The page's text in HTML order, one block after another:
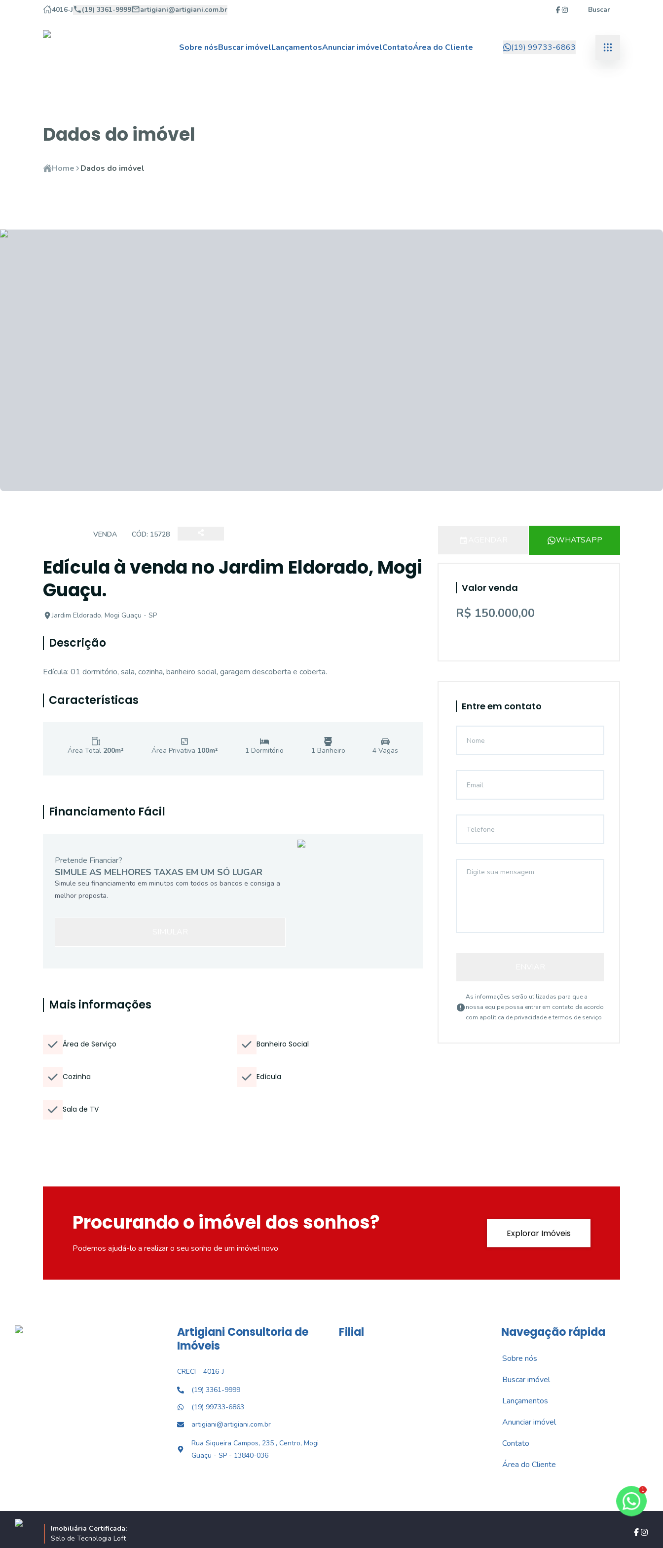
4016-J (19) 3361-9999 artigiani@artigiani.com.br Buscar
Sobre nósBuscar imóvelLançamentosAnunciar imóvelContatoÁrea do Cliente (19) 99733-6863
Dados do imóvel
Home Dados do imóvel
VENDA CÓD: 15728
Edícula à venda no Jardim Eldorado, Mogi
Guaçu.
Jardim Eldorado, Mogi Guaçu - SP
Descrição
Edícula: 01 dormitório, sala, cozinha, banheiro social, garagem descoberta e coberta.
Características
Área Total 200m² Área Privativa 100m² 1 Dormitório 1 Banheiro 4 Vagas
Financiamento Fácil
Pretende Financiar?
SIMULE AS MELHORES TAXAS EM UM SÓ LUGAR
Simule seu financiamento em minutos com todos os bancos e consiga a
melhor proposta.
Mais informações
Área de Serviço Banheiro Social
Cozinha Edícula
Sala de TV
WHATSAPP
Valor venda
R$ 150.000,00
Entre em contato
As informações serão utilizadas para que a
nossa equipe possa entrar em contato de acordo
com apolítica de privacidade e termos de serviço
Procurando o imóvel dos sonhos?
Podemos ajudá-lo a realizar o seu sonho de um imóvel novo
Explorar Imóveis
Artigiani Consultoria de
Imóveis
CRECI
4016-J
(19) 3361-9999
(19) 99733-6863
artigiani@artigiani.com.br
Rua Siqueira Campos, 235 , Centro, Mogi
Guaçu - SP - 13840-036
Filial Navegação rápida
Sobre nós
Buscar imóvel
Lançamentos
Anunciar imóvel
Contato
Área do Cliente
Imobiliária Certificada:
Selo de Tecnologia Loft
1